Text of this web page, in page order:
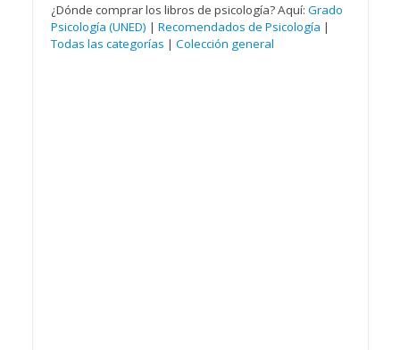
¿Dónde comprar los libros de psicología? Aquí: Grado
Psicología (UNED) | Recomendados de Psicología |
Todas las categorías | Colección general